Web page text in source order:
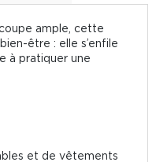
ample, cette
être : elle s’enfile
à pratiquer une
et de vêtements